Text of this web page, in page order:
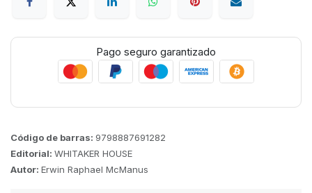
Pago seguro garantizado
Código de barras: 9798887691282
Editorial: WHITAKER HOUSE
Autor: Erwin Raphael McManus